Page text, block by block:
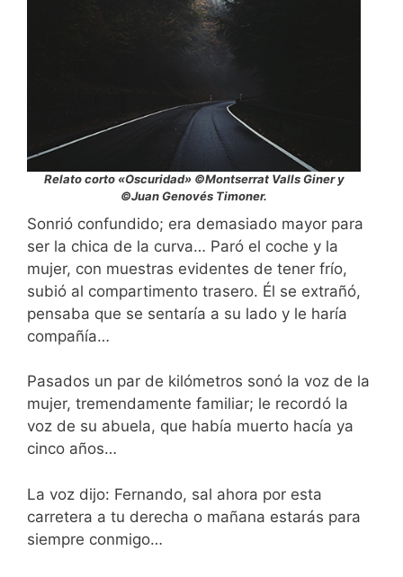
Relato corto «Oscuridad» ©Montserrat Valls Giner y
©Juan Genovés Timoner.
Sonrió confundido; era demasiado mayor para
ser la chica de la curva… Paró el coche y la
mujer, con muestras evidentes de tener frío,
subió al compartimento trasero. Él se extrañó,
pensaba que se sentaría a su lado y le haría
compañía…
Pasados un par de kilómetros sonó la voz de la
mujer, tremendamente familiar; le recordó la
voz de su abuela, que había muerto hacía ya
cinco años…
La voz dijo: Fernando, sal ahora por esta
carretera a tu derecha o mañana estarás para
siempre conmigo…